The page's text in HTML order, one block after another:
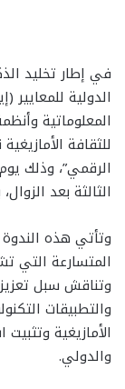
في إطار تخليد
الدولية للمعايير
المعلوماتية
للثقافة
الثالثة بعد
وتأتي هذه
المتسارعة التي
وتناقش سبل
والتطبيقات
الأمازيغية
والدولي.